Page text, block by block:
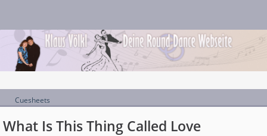
Cuesheets
What Is This Thing Called Love